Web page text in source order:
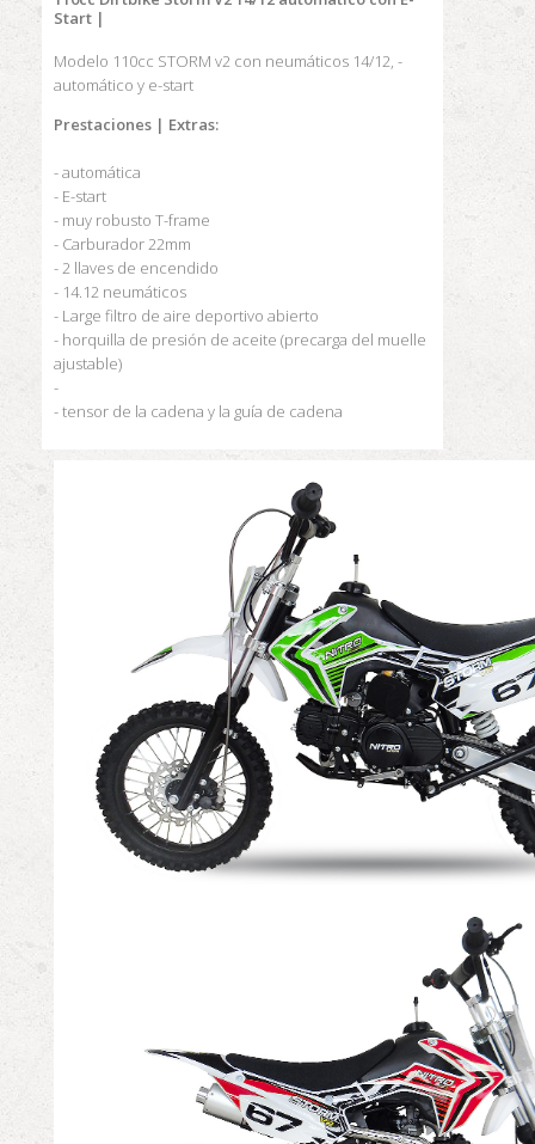
Start |
Modelo 110cc STORM v2 con neumáticos 14/12, -
automático y e-start
Prestaciones | Extras:
- automática
- E-start
- muy robusto T-frame
- Carburador 22mm
- 2 llaves de encendido
- 14.12 neumáticos
- Large filtro de aire deportivo abierto
- horquilla de presión de aceite (precarga del muelle
ajustable)
-
- tensor de la cadena y la guía de cadena